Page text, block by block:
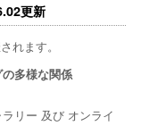
更新
れます。
多様な関係
リー 及び オンライ